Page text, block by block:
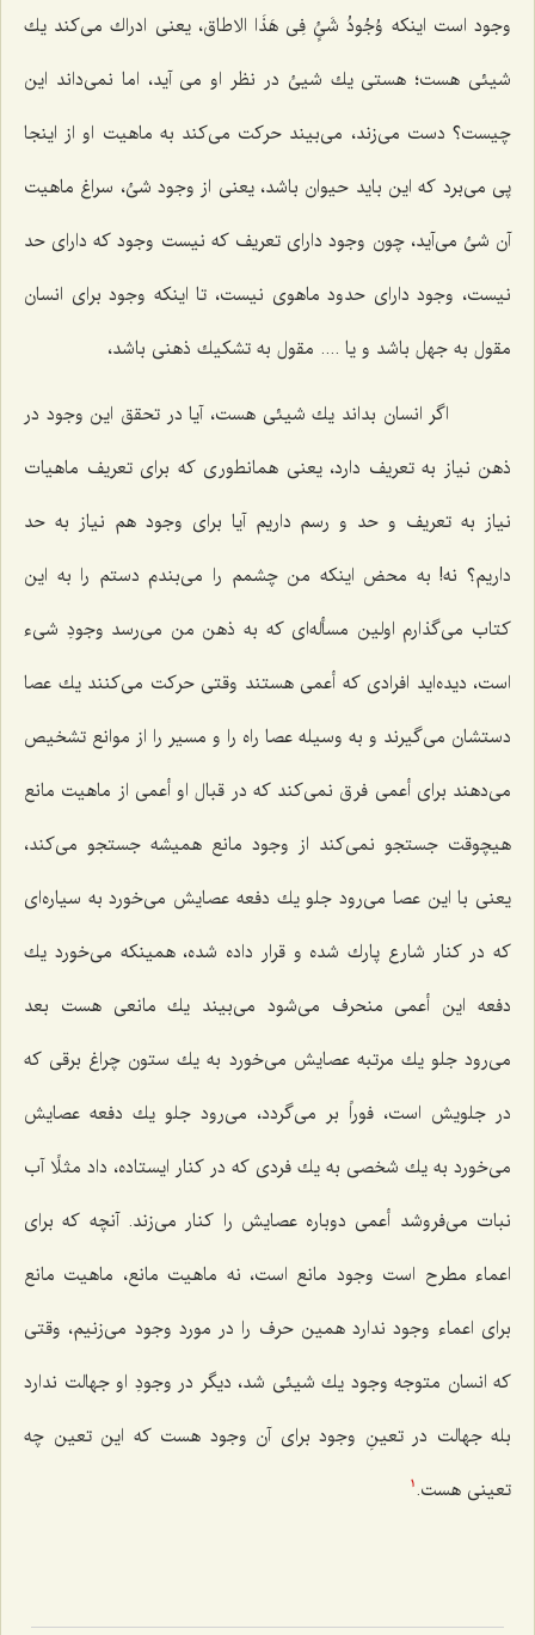
وجود است اینكه وُجُودُ شَئٍ فِى هَذَا الاطاق، یعنى ادراك مى‌كند یك
شیئى هست؛ هستى یك شیئ در نظر او مى آید، اما نمى‌داند این
چیست؟ دست مى‌زند، مى‌بیند حركت مى‌كند به ماهیت او از اینجا
پى مى‌برد كه این باید حیوان باشد، یعنى از وجود شئ، سراغ ماهیت
آن شئ مى‌آید، چون وجود داراى تعریف كه نیست وجود كه داراى حد
نیست، وجود داراى حدود ماهوى نیست، تا اینكه وجود براى انسان
مقول به جهل باشد و یا .... مقول به تشكیك ذهنى باشد،
اگر انسان بداند یك شیئى هست، آیا در تحقق این وجود در
ذهن نیاز به تعریف دارد، یعنى همانطورى كه براى تعریف ماهیات
نیاز به تعریف و حد و رسم داریم آیا براى وجود هم نیاز به حد
داریم؟ نه! به محض اینكه من چشمم را مى‌بندم دستم را به این
كتاب مى‌گذارم اولین مسأله‌اى كه به ذهن من مى‌رسد وجودِ شیء
است، دیده‌اید افرادى كه أعمى هستند وقتى حركت مى‌كنند یك عصا
دستشان مى‌گیرند و به وسیله عصا راه را و مسیر را از موانع تشخیص
مى‌دهند براى أعمى فرق نمى‌كند كه در قبال او أعمى از ماهیت مانع
هیچوقت جستجو نمى‌كند از وجود مانع همیشه جستجو مى‌كند،
یعنى با این عصا مى‌رود جلو یك دفعه عصایش مى‌خورد به سیاره‌اى
كه در كنار شارع پارك شده و قرار داده شده، همینكه مى‌خورد یك
دفعه این أعمى منحرف مى‌شود مى‌بیند یك مانعى هست بعد
مى‌رود جلو یك مرتبه عصایش مى‌خورد به یك ستون چراغ برقى كه
در جلویش است، فوراً بر مى‌گردد، مى‌رود جلو یك دفعه عصایش
مى‌خورد به یك شخصى به یك فردى كه در كنار ایستاده، داد مثلًا آب
نبات مى‌فروشد أعمى دوباره عصایش را كنار مى‌زند. آنچه كه براى
اعماء مطرح است وجود مانع است، نه ماهیت مانع، ماهیت مانع
براى اعماء وجود ندارد همین حرف را در مورد وجود مى‌زنیم، وقتى
كه انسان متوجه وجود یك شیئى شد، دیگر در وجودِ او جهالت ندارد
بله جهالت در تعینِ وجود براى آن وجود هست كه این تعین چه
تعینى هست. 1